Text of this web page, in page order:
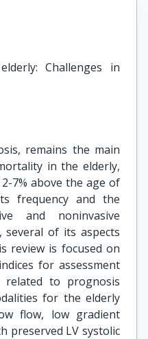
Challenges in
remains the main
in the elderly,
7% above the age of
frequency and the
and noninvasive
several of its aspects
review is focused on
for assessment
related to prognosis
for the elderly
flow, low gradient
preserved LV systolic